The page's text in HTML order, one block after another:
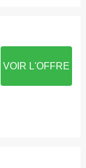
VOIR L'OFFRE